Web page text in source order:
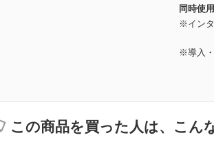
同時使
※イン
※導入
この商品を買った人は、こん